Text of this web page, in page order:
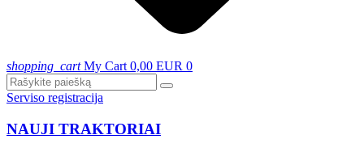
shopping_cart My Cart 0,00 EUR 0
Serviso registracija
NAUJI TRAKTORIAI